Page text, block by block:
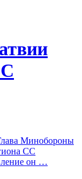
Минобороны
CC
он …